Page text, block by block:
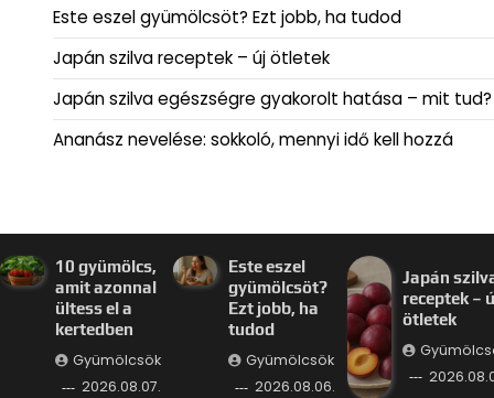
Este eszel gyümölcsöt? Ezt jobb, ha tudod
Japán szilva receptek – új ötletek
Japán szilva egészségre gyakorolt hatása – mit tud?
Ananász nevelése: sokkoló, mennyi idő kell hozzá
10 gyümölcs,
amit azonnal
ültess el a
kertedben
Gyümölcsök
2026.08.07.
Este eszel
gyümölcsöt?
Ezt jobb, ha
tudod
Gyümölcsök
2026.08.06.
Japán
receptek –
ötletek